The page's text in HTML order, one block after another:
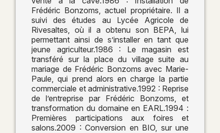
Frédéric Bonzoms, actuel propriétaire. Il a
suivi des études au Lycée Agricole de
Rivesaltes, où il a obtenu son BEPA, lui
permettant ainsi de s’installer en tant que
jeune agriculteur.1986 : Le magasin est
transféré sur la place du village suite au
mariage de Frédéric Bonzoms avec Marie-
Paule, qui prend alors en charge la partie
commerciale et administrative.1992 : Reprise
de l’entreprise par Frédéric Bonzoms, et
transformation du domaine en EARL.1994 :
Premières participations aux foires et
salons.2009 : Conversion en BIO, sur une